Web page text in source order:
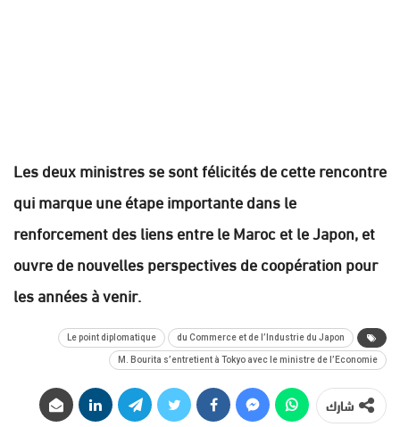
Les deux ministres se sont félicités de cette rencontre
qui marque une étape importante dans le
renforcement des liens entre le Maroc et le Japon, et
ouvre de nouvelles perspectives de coopération pour
les années à venir.
du Commerce et de l’Industrie du Japon
Le point diplomatique
M. Bourita s’entretient à Tokyo avec le ministre de l’Economie
شارك